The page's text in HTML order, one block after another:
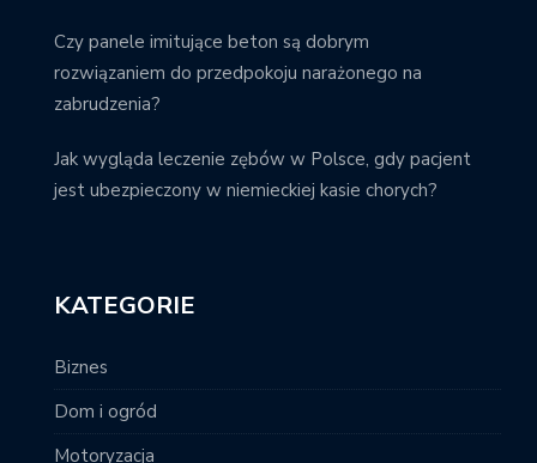
Czy panele imitujące beton są dobrym
rozwiązaniem do przedpokoju narażonego na
zabrudzenia?
Jak wygląda leczenie zębów w Polsce, gdy pacjent
jest ubezpieczony w niemieckiej kasie chorych?
KATEGORIE
Biznes
Dom i ogród
Motoryzacja